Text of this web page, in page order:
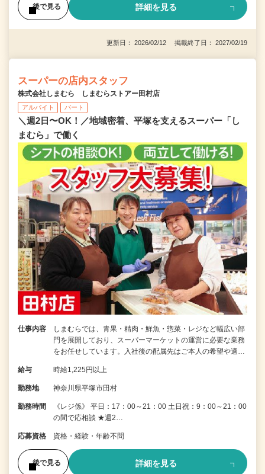
後で見る 詳細を見る
更新日： 2026/02/12 掲載終了日： 2027/02/19
スーパーの店内スタッフ
株式会社しまむら しまむらストアー田村店
アルバイト パート
＼週2日〜OK！／地域密着、平塚を支えるスーパー「し
まむら」で働く
仕事内容
しまむらでは、青果・精肉・鮮魚・惣菜・レジなど幅広い部
門を展開しており、スーパーマーケットの運営に必要な業務
をお任せしています。入社後の配属先はご本人の希望や適…
給与 時給1,225円以上
勤務地 神奈川県平塚市田村
勤務時間
《レジ係》 平日：17：00～21：00 土日祝：9：00～21：00
の間で応相談 ★週2…
応募資格 資格・経験・年齢不問
後で見る 詳細を見る